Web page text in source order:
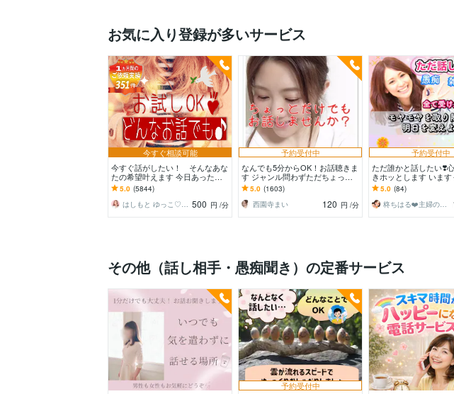
お気に入り登録が多いサービス
今すぐ相談可能
今すぐ話がしたい！ そんなあな
たの希望叶えます 今日あったこ
とから深刻な悩みまで☆何でも打
ち明けてください。
5.0 (5844)
はしもと ゆっこ♡救急こころの相談室 500 円 /分
予約受付中
なんでも5分からOK！お話聴きま
す ジャンル問わずただちょっと
だけ誰かと話したい人待ってます
♪
5.0 (1603)
西園寺まい
120 円 /分
予約受付中
ただ誰かと話したい❣️
きホッとします います
談/愚痴/何でも/結婚/恋
細
5.0 (84)
柊ちはる❤️主婦のお悩み相談Room❤️
その他（話し相手・愚痴聞き）の定番サービス
予約受付中